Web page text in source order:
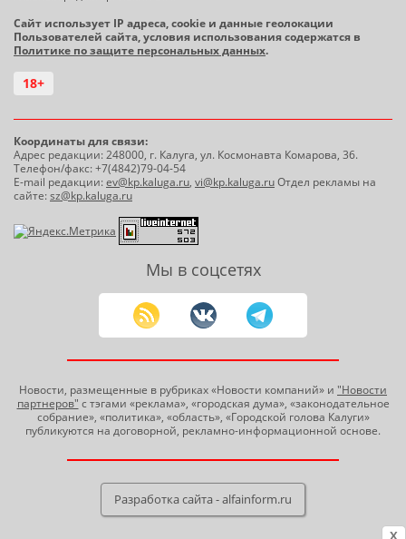
Сайт использует IP адреса, cookie и данные геолокации
Пользователей сайта, условия использования содержатся в
Политике по защите персональных данных.
18+
Координаты для связи:
Адрес редакции: 248000, г. Калуга, ул. Космонавта Комарова, 36.
Телефон/факс: +7(4842)79-04-54
E-mail редакции:ev@kp.kaluga.ru, vi@kp.kaluga.ruОтдел рекламы на
сайте:sz@kp.kaluga.ru
Мы в соцсетях
Новости, размещенные в рубриках «Новости компаний» и "Новости
партнеров" с тэгами «реклама», «городская дума», «законодательное
собрание», «политика», «область», «Городской голова Калуги»
публикуются на договорной, рекламно-информационной основе.
Разработка сайта - alfainform.ru
X